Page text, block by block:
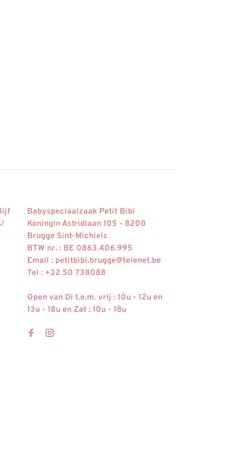
Babyspeciaalzaak Petit Bibi
Koningin Astridlaan 105 - 8200
Brugge Sint-Michiels
BTW nr. : BE 0863.406.995
Email : petitbibi.brugge@telenet.be
Tel : +32 50 738088
Open van Di t.e.m. vrij : 10u - 12u en
13u - 18u en Zat : 10u - 18u